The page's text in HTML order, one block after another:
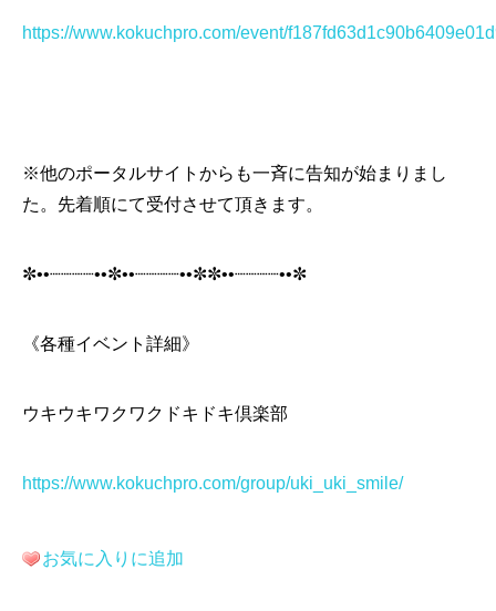
https://www.kokuchpro.com/event/
※他のポータルサイトからも一斉に告知が始まりまし
た。先着順にて受付させて頂きます。
✼••┈┈┈┈••✼••┈┈┈┈••✼✼••┈┈┈┈••✼
《各種イベント詳細》
ウキウキワクワクドキドキ倶楽部
https://www.kokuchpro.com/group/uki_uki_smile/
お気に入りに追加